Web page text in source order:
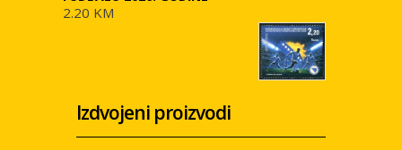
2.20 KM
Izdvojeni proizvodi